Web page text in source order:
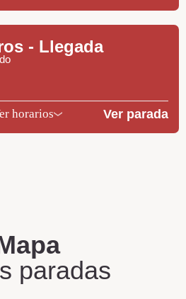
- Llegada
horarios Ver parada
paradas